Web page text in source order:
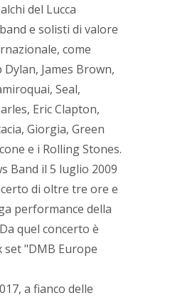
del Lucca
e solisti di valore
come
James Brown,
Seal,
Eric Clapton,
Giorgia, Green
e i Rolling Stones.
Band il 5 luglio 2009
di oltre tre ore e
performance della
quel concerto è
"DMB Europe
a fianco delle